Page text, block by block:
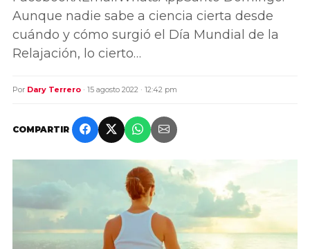
Aunque nadie sabe a ciencia cierta desde
cuándo y cómo surgió el Día Mundial de la
Relajación, lo cierto…
Por Dary Terrero · 15 agosto 2022 · 12:42 pm
COMPARTIR